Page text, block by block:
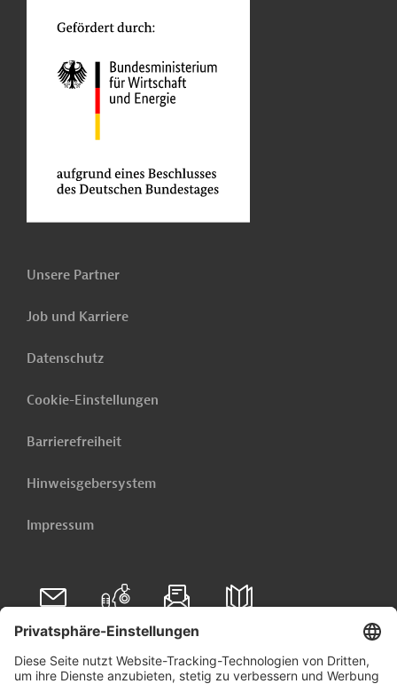
Unsere Partner
Job und Karriere
Datenschutz
Cookie-Einstellungen
Barrierefreiheit
Hinweisgebersystem
Impressum
Folgen Sie uns auf